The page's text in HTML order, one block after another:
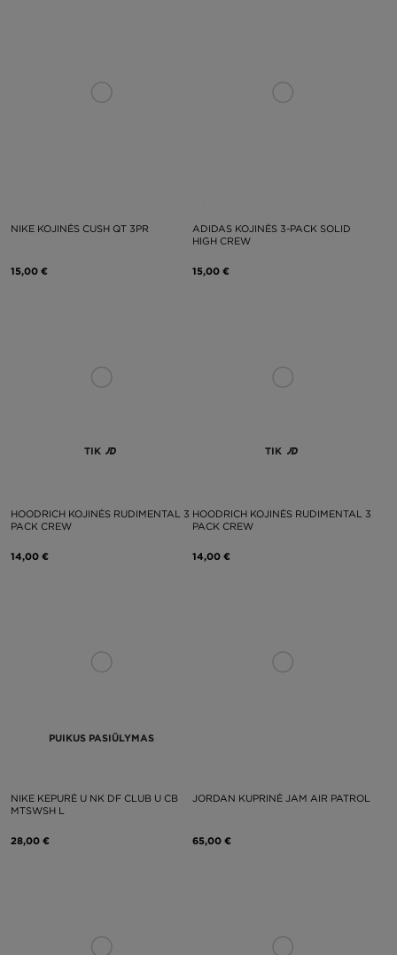
NIKE KOJINĖS CUSH QT 3PR
15,00 €
ADIDAS KOJINĖS 3-PACK SOLID
HIGH CREW
15,00 €
TIK
HOODRICH KOJINĖS RUDIMENTAL 3
PACK CREW
14,00 €
TIK
HOODRICH KOJINĖS RUDIMENTAL 3
PACK CREW
14,00 €
PUIKUS PASIŪLYMAS
NIKE KEPURĖ U NK DF CLUB U CB
MTSWSH L
28,00 €
JORDAN KUPRINĖ JAM AIR PATROL
65,00 €